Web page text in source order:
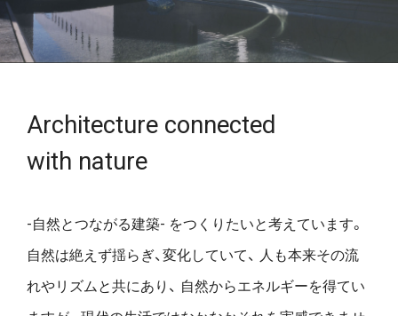
Architecture connected
with nature
-自然とつながる建築- をつくりたいと考えています。
自然は絶えず揺らぎ、変化していて、
人も本来その流
れやリズムと共にあり、 自然からエネルギーを得てい